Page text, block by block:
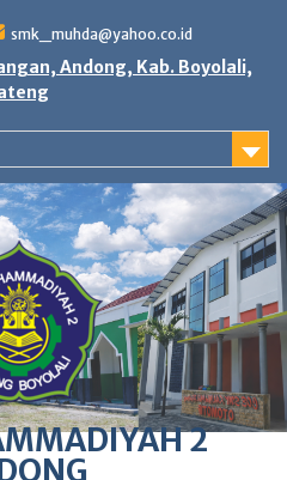
smk_muhda@yahoo.co.id
Andong, Kab. Boyolali,
2